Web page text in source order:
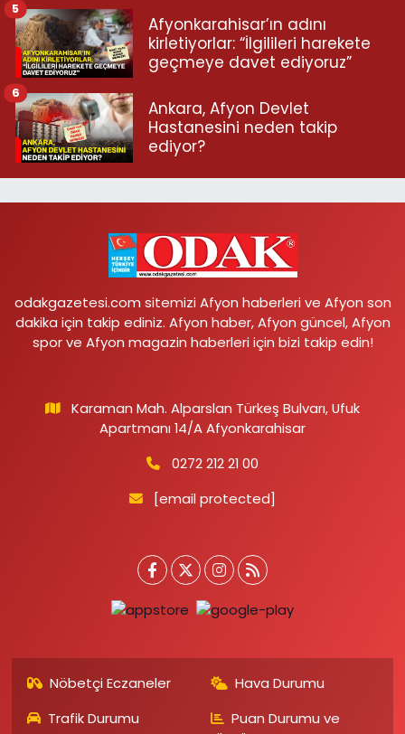
Afyonkarahisar’ın adını
kirletiyorlar: “İlgilileri harekete
geçmeye davet ediyoruz”
5
Ankara, Afyon Devlet
Hastanesini neden takip
ediyor?
6
odakgazetesi.com sitemizi Afyon haberleri ve Afyon son
dakika için takip ediniz. Afyon haber, Afyon güncel, Afyon
spor ve Afyon magazin haberleri için bizi takip edin!
Karaman Mah. Alparslan Türkeş Bulvarı, Ufuk
Apartmanı 14/A Afyonkarahisar
0272 212 21 00
[email protected]
Nöbetçi Eczaneler
Hava Durumu
Trafik Durumu
Puan Durumu ve